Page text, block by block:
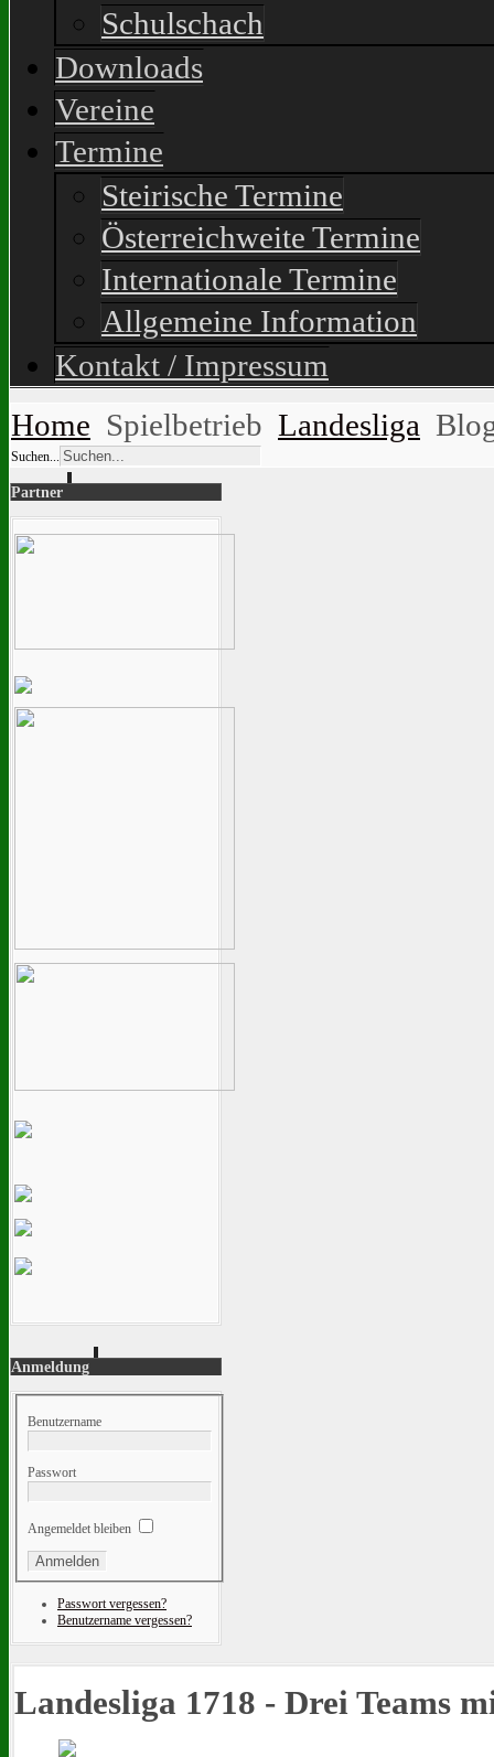
Schulschach
Downloads
Vereine
Termine
Steirische Termine
Österreichweite Termine
Internationale Termine
Allgemeine Information
Kontakt / Impressum
Home Spielbetrieb Landesliga
Suchen...
Partner
Anmeldung
Benutzername
Passwort
Angemeldet bleiben
Passwort vergessen?
Benutzername vergessen?
Landesliga 1718 - Drei Teams